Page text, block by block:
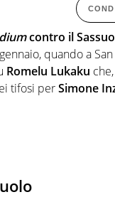
contro il
quando a
Romelu Lukaku che,
tifosi perSimone